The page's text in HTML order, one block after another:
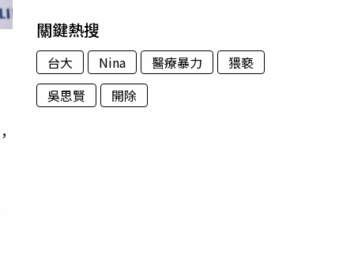
關鍵熱搜
台大 Nina 醫療暴力
猥褻
吳思賢
開除